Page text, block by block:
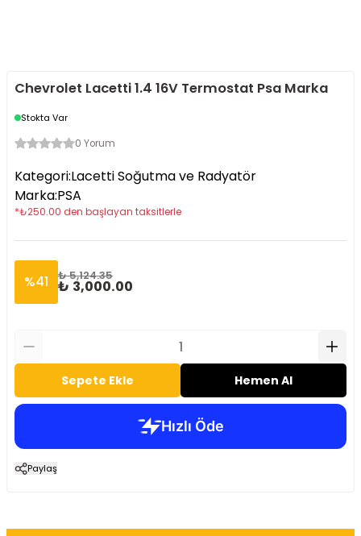
Chevrolet Lacetti 1.4 16V Termostat Psa Marka
Stokta Var
0 Yorum
Kategori:Lacetti Soğutma ve Radyatör
Marka:PSA
*₺250.00 den başlayan taksitlerle
%41 ₺ 5,124.35
₺ 3,000.00
Sepete Ekle Hemen Al
Paylaş